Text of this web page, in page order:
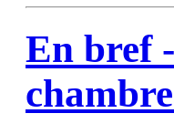
En bref -